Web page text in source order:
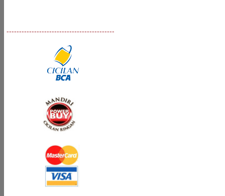
-------------------------------------------